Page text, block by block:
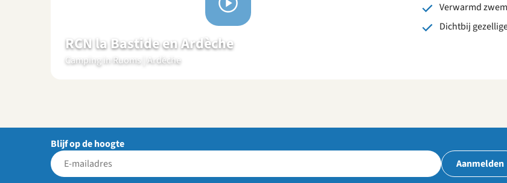
RCN la Bastide en Ardèche
Camping in Ruoms | Ardèche
Bekijk
video's
Verwarmd
Dichtbij
Blijf op de hoogte
Aanmelden